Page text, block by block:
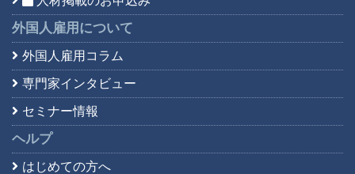
外国人雇用について
外国人雇用コラム
専門家インタビュー
セミナー情報
ヘルプ
はじめての方へ